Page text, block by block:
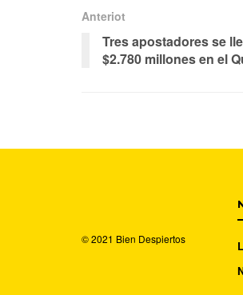
Anteriot
Tres apostadores se
$2.780 millones en el
© 2021 Bien Despiertos